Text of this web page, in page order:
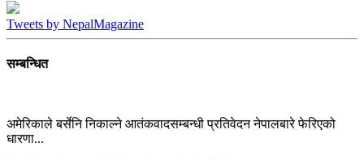
Tweets by NepalMagazine
सम्बन्धित
अमेरिकाले बर्सेनि निकाल्ने आतंकवादसम्बन्धी प्रतिवेदन नेपालबारे फेरिएको
धारणा...